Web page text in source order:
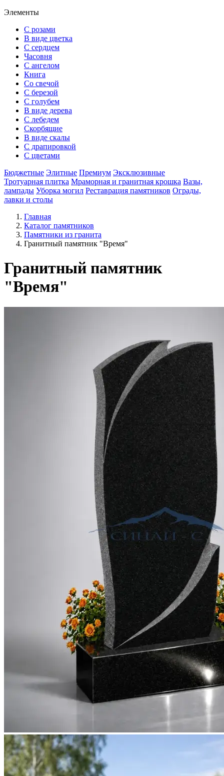
Элементы
С розами
В виде цветка
С сердцем
Часовня
С ангелом
Книга
Со свечой
С березой
С голубем
В виде дерева
С лебедем
Скорбящие
В виде скалы
С драпировкой
С цветами
Бюджетные Элитные Премиум Эксклюзивные
Тротуарная плитка Мраморная и гранитная крошка Вазы,
лампады Уборка могил Реставрация памятников Ограды,
лавки и столы
Главная
Каталог памятников
Памятники из гранита
Гранитный памятник "Время"
Гранитный памятник
"Время"